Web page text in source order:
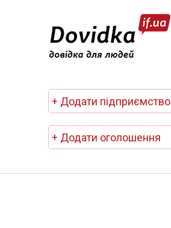
+ Додати підприємство
+ Додати оголошення